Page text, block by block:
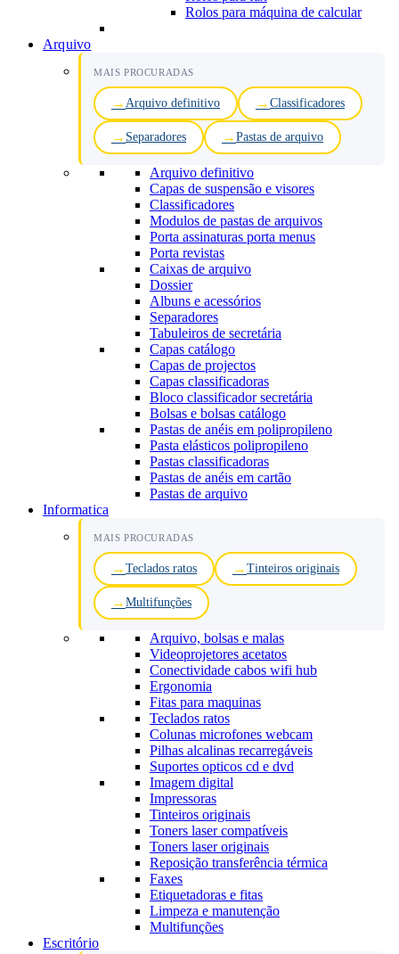
Rolos para máquina de calcular
Arquivo
MAIS PROCURADAS
Arquivo definitivo Classificadores
Separadores Pastas de arquivo
Arquivo definitivo
Capas de suspensão e visores
Classificadores
Modulos de pastas de arquivos
Porta assinaturas porta menus
Porta revistas
Caixas de arquivo
Dossier
Albuns e acessórios
Separadores
Tabuleiros de secretária
Capas catálogo
Capas de projectos
Capas classificadoras
Bloco classificador secretária
Bolsas e bolsas catálogo
Pastas de anéis em polipropileno
Pasta elásticos polipropileno
Pastas classificadoras
Pastas de anéis em cartão
Pastas de arquivo
Informatica
MAIS PROCURADAS
Teclados ratos Tinteiros originais
Multifunções
Arquivo, bolsas e malas
Videoprojetores acetatos
Conectividade cabos wifi hub
Ergonomia
Fitas para maquinas
Teclados ratos
Colunas microfones webcam
Pilhas alcalinas recarregáveis
Suportes opticos cd e dvd
Imagem digital
Impressoras
Tinteiros originais
Toners laser compatíveis
Toners laser originais
Reposição transferência térmica
Faxes
Etiquetadoras e fitas
Limpeza e manutenção
Multifunções
Escritório